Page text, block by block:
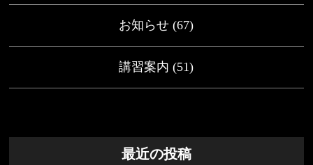
お知らせ (67)
講習案内 (51)
最近の投稿